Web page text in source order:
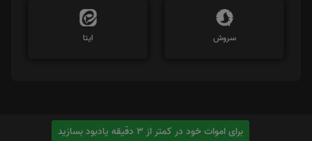
سروش ایتا
برای اموات خود در کمتر از 3 دقیقه یادبود بسازید